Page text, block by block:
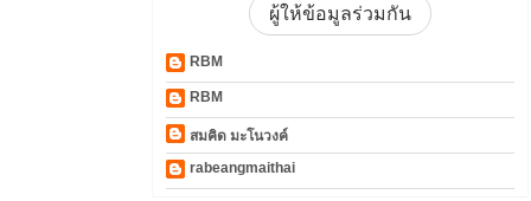
ผู้ให้ข้อมูลร่วมกัน
RBM
RBM
สมคิด มะโนวงค์
rabeangmaithai